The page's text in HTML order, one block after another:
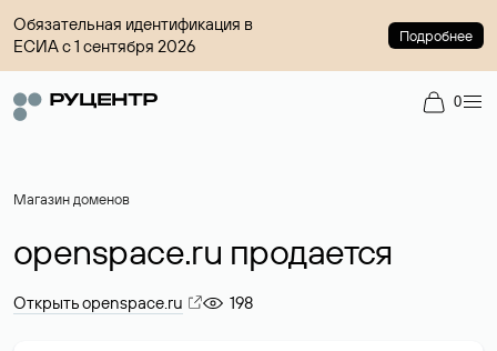
Обязательная идентификация в
ЕСИА с 1 сентября 2026
Подробнее
0
Магазин доменов
openspace.ru продается
Открыть openspace.ru 198